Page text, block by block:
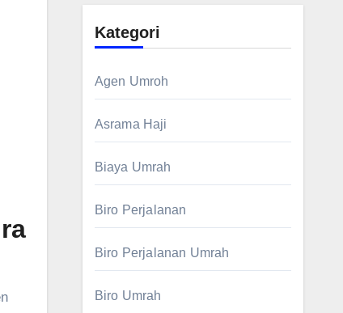
Kategori
Agen Umroh
Asrama Haji
Biaya Umrah
Biro Perjalanan
Biro Perjalanan Umrah
Biro Umrah